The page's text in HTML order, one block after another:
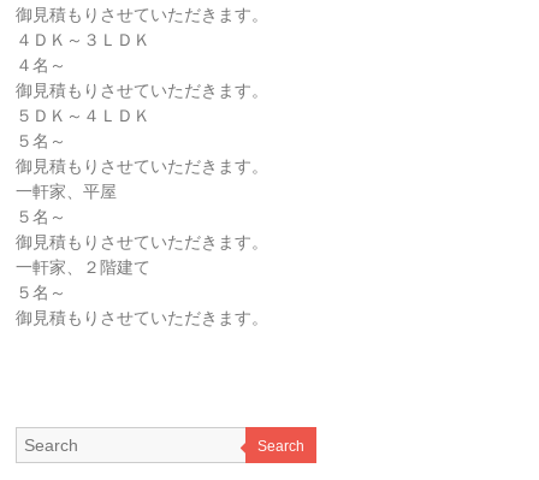
御見積もりさせていただきます。
４ＤＫ～３ＬＤＫ
４名～
御見積もりさせていただきます。
５ＤＫ～４ＬＤＫ
５名～
御見積もりさせていただきます。
一軒家、平屋
５名～
御見積もりさせていただきます。
一軒家、２階建て
５名～
御見積もりさせていただきます。
Search